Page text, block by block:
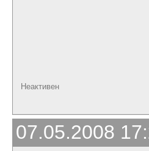
Неактивен
07.05.2008